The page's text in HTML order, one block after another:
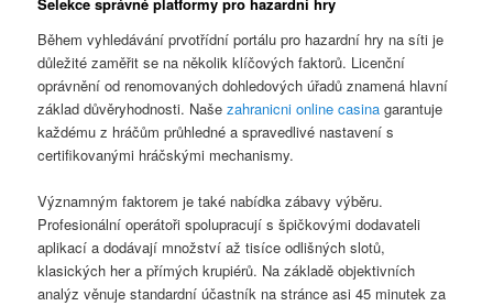
Během vyhledávání prvotřídní portálu pro hazardní hry na síti je
důležité zaměřit se na několik klíčových faktorů. Licenční
oprávnění od renomovaných dohledových úřadů znamená hlavní
základ důvěryhodnosti. Našezahranicni online casina garantuje
každému z hráčům průhledné a spravedlivé nastavení s
certifikovanými hráčskými mechanismy.
Významným faktorem je také nabídka zábavy výběru.
Profesionální operátoři spolupracují s špičkovými dodavateli
aplikací a dodávají množství až tisíce odlišných slotů,
klasických her a přímých krupiérů. Na základě objektivních
analýz věnuje standardní účastník na stránce asi 45 minutek za